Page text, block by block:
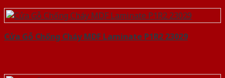
Cửa Gỗ Chống Cháy MDF Laminate P1R2 23029